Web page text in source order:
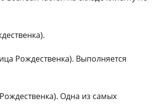
Рождественка). Выполняется
Одна из самых